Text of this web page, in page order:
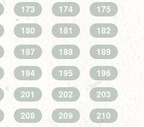
173 174
175
180 181
182
187 188
189
194 195
196
201 202
203
208 209
210